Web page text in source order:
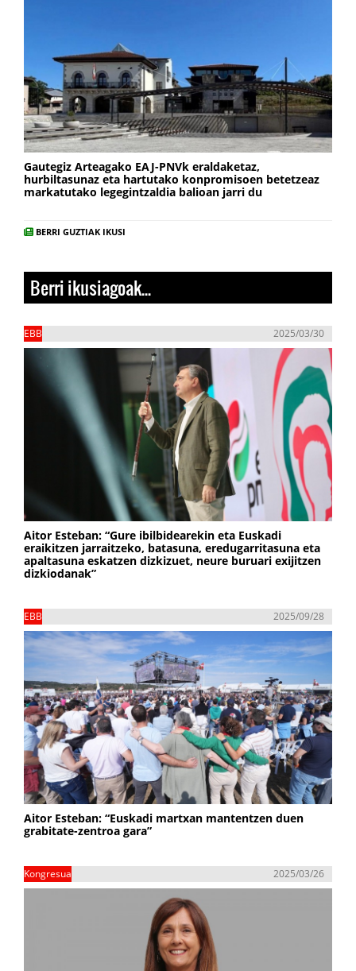
Gautegiz Arteagako EAJ-PNVk eraldaketaz,
hurbiltasunaz eta hartutako konpromisoen betetzeaz
markatutako legegintzaldia balioan jarri du
BERRI GUZTIAK IKUSI
Berri ikusiagoak...
EBB 2025/03/30
Aitor Esteban: “Gure ibilbidearekin eta Euskadi
eraikitzen jarraitzeko, batasuna, eredugarritasuna eta
apaltasuna eskatzen dizkizuet, neure buruari exijitzen
dizkiodanak”
EBB 2025/09/28
Aitor Esteban: “Euskadi martxan mantentzen duen
grabitate-zentroa gara”
Kongresua 2025/03/26